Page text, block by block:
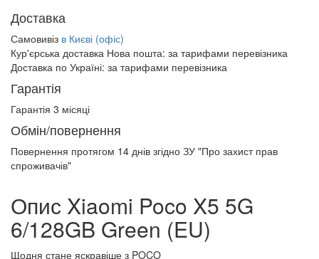
Доставка
Самовивіз в Києві (офіс)
Кур'єрська доставка Нова пошта: за тарифами перевізника
Доставка по Україні: за тарифами перевізника
Гарантія
Гарантія 3 місяці
Обмін/повернення
Повернення протягом 14 днів згідно ЗУ "Про захист прав
спроживачів"
Опис Xiaomi Poco X5 5G
6/128GB Green (EU)
Щодня стане яскравіше з POCO